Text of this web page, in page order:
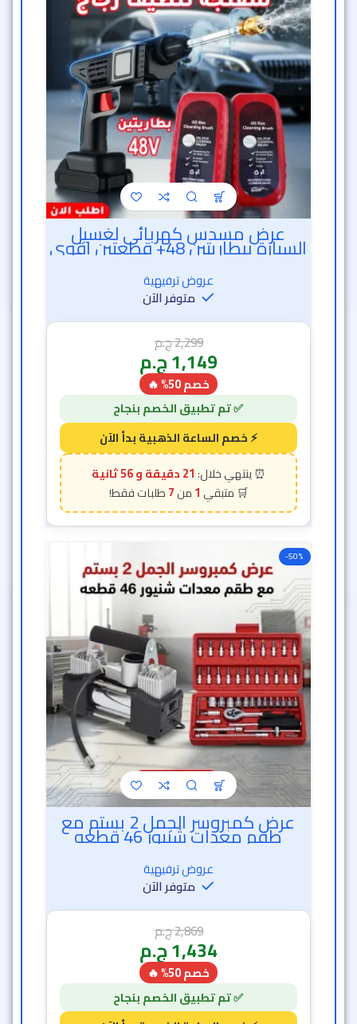
عرض مسدس كهربائى لغسيل
السيارة ببطاريتين 48+ قطعتين اقوى
سفنجة تنظيف زجاج فى العالم
عروض ترفيهية
متوفر الآن
2,299ج.م
1,149ج.م
خصم 50% 🔥
21 دقيقة و 54 ثانية
1
7
-50%
عرض كمبروسر الجمل 2 بستم مع طقم معدات شنيور 46 قطعه
عروض ترفيهية
متوفر الآن
2,869ج.م
1,434ج.م
خصم 50% 🔥